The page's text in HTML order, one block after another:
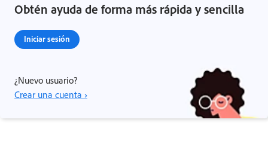
Obtén ayuda de forma más rápida y sencilla
Iniciar sesión
¿Nuevo usuario?
Crear una cuenta ›